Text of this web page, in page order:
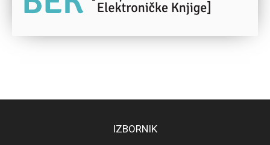
IZBORNIK